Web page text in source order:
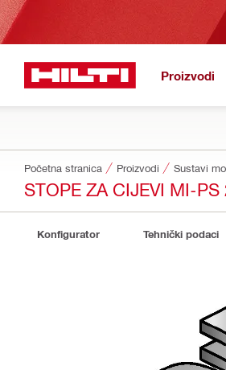
Proizvodi
Početna stranica Proizvodi
STOPE ZA CIJEVI MI-PS
Konfigurator Tehnički podaci